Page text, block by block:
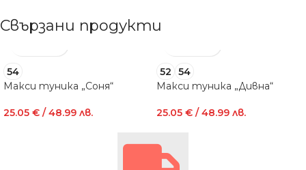
Свързани продукти
54
Макси туника „Соня“
25.05 € / 48.99 лв.
52
54
Макси туника „Дивна“
25.05 € / 48.99 лв.